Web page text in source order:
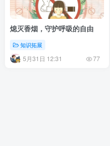
熄灭香烟，守护呼吸的自由
知识拓展
5月31日 12:31 77